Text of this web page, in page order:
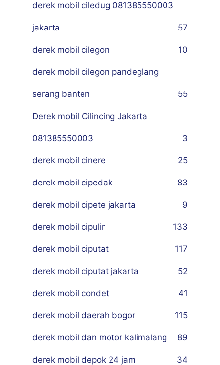
derek mobil ciledug 081385550003
jakarta 57
derek mobil cilegon 10
derek mobil cilegon pandeglang
serang banten 55
Derek mobil Cilincing Jakarta
081385550003 3
derek mobil cinere 25
derek mobil cipedak 83
derek mobil cipete jakarta 9
derek mobil cipulir 133
derek mobil ciputat 117
derek mobil ciputat jakarta 52
derek mobil condet 41
derek mobil daerah bogor 115
derek mobil dan motor kalimalang 89
derek mobil depok 24 jam 34